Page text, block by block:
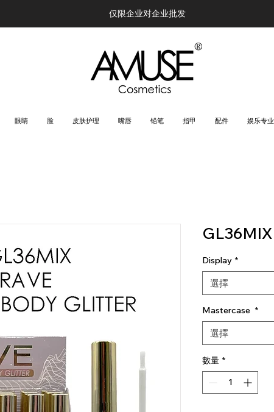
仅限企业对企业批发
眼睛 脸 皮肤护理 嘴唇 铅笔 指甲 配件 娱乐专业
GL36MIX
Display *
選擇
Mastercase *
選擇
數量 *